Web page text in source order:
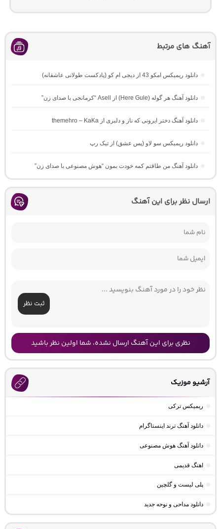
آهنگ های مرتبط
دانلود ریمیکس امکو 43 از دیجی ام کو (پادکست طولانی عاشقانه)
دانلود آهنگ هر گوله (Here Gule) از Asell “کرمانجی با صدای زن”
دانلود آهنگ دختر ایرونی که ناز و دلبری از themehro – KaKa
دانلود ریمیکس سو لاو (پس عشق) از تیک رپ
دانلود آهنگ من طاقتم کمه خودت بمون “هوش مصنوعی با صدای زن”
ارسال نظر برای این آهنگ
ثبت نظر
نظری برای این آهنگ ارسال نشده، شما اولین نظر باشید
آرشیو موزیک
ریمیکس ترکی
دانلود آهنگ ترند اینستاگرام
دانلود آهنگ هوش مصنوعی
اهنگ قدیمی
پلی لیست و گلچین
دانلود مداحی و نوحه جدید